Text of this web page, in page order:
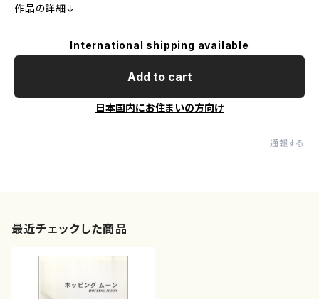
作品の詳細↓
International shipping available
Add to cart
日本国内にお住まいの方向け
通報する
最近チェックした商品